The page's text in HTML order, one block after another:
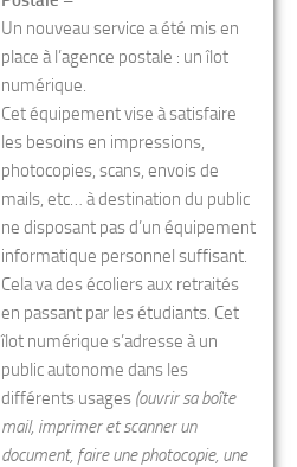
Un nouveau service a été mis en
place à l’agence postale : un îlot
numérique.
Cet équipement vise à satisfaire
les besoins en impressions,
photocopies, scans, envois de
mails, etc… à destination du public
ne disposant pas d’un équipement
informatique personnel suffisant.
Cela va des écoliers aux retraités
en passant par les étudiants. Cet
îlot numérique s’adresse à un
public autonome dans les
différents usages (ouvrir sa boîte
mail, imprimer et scanner un
document, faire une photocopie, une